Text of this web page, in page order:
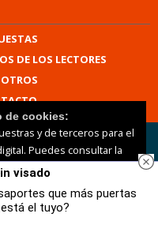
DE LOS LECTORES
de datos
visado
que más puertas
el tuyo?
de cookies:
y de terceros para el
Puedes consultar la
desconectarlas.
y Cookies
Personalizar